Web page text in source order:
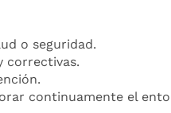
o seguridad.
correctivas.
continuamente el